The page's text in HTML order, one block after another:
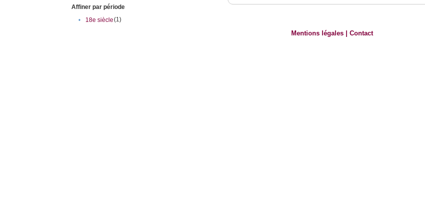
Affiner par période
•
18e siècle(1)
Mentions légales |Contact